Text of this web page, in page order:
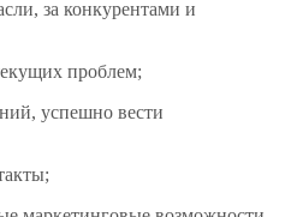
за конкурентами и
проблем;
успешно вести